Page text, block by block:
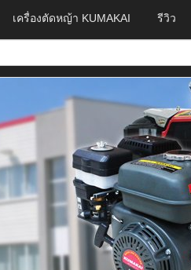
เครื่องตัดหญ้า KUMAKAI รีวิว